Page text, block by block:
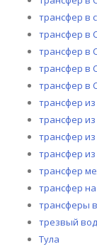
трансфер в
трансфер в
трансфер в
трансфер в
трансфер в
трансфер
трансфер
трансфер
трансфер
трансфер
трансфер на
трансферы
трезвый
Тула